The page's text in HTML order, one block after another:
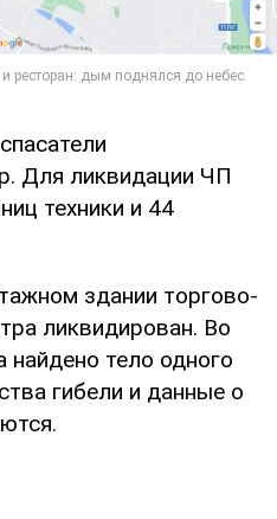
Для ликвидации ЧП
техники и 44
здании торгово-
ликвидирован. Во
тело одного
гибели и данные о